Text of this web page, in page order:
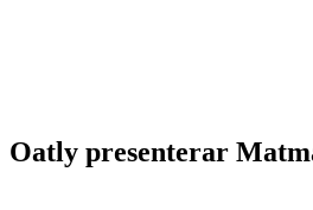
Oatly presenterar